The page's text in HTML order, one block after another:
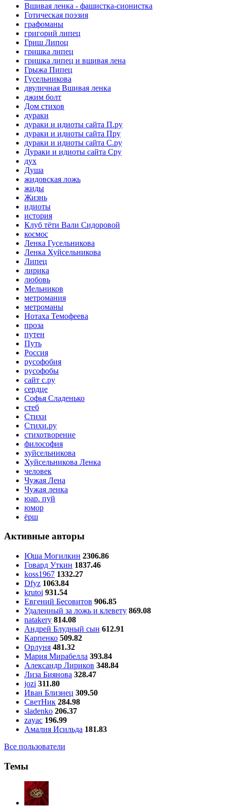
Вшивая ленка - фашистка-сионистка
Готическая поэзия
графоманы
григорий липец
Гриш Липоц
гришка липец
гришка липец и вшивая лена
Грыжа Пипец
Гусельникова
двуличная Вшивая ленка
джим болт
Дом стихов
дураки
дураки и идиоты сайта П.ру
дураки и идиоты сайта Пру
дураки и идиоты сайта С.ру
Дураки и идиоты сайта Сру
дух
Душа
жидовская ложь
жиды
Жизнь
идиоты
история
Клуб тёти Вали Сидоровой
космос
Ленка Гусельникова
Ленка Хуйсельникова
Липец
лирика
любовь
Мельников
метромания
метроманы
Нотаха Темофеева
проза
путен
Путь
Россия
русофобия
русофобы
сайт с.ру
сердце
Софья Сладенько
стеб
Стихи
Стихи.ру
стихотворение
философия
хуйсельникова
Хуйсельникова Ленка
человек
Чужая Лена
Чужая ленка
юар. пуй
юмор
ёрш
Активные авторы
Юша Могилкин 2306.86
Говард Уткин 1837.46
koss1967 1332.27
Dfyz 1063.84
krutoi 931.54
Евгений Бесовитов 906.85
Удаленный за ложь и клевету 869.08
natakery 814.08
Андрей Блудный сын 612.91
Карпенко 509.82
Орлуня 481.32
Мария Мирабелла 393.84
Александр Лириков 348.84
Лиза Биянова 328.47
jozi 311.80
Иван Близнец 309.50
СветНик 284.98
sladenko 206.37
zayac 196.99
Амалия Исильда 181.83
Все пользователи
Темы